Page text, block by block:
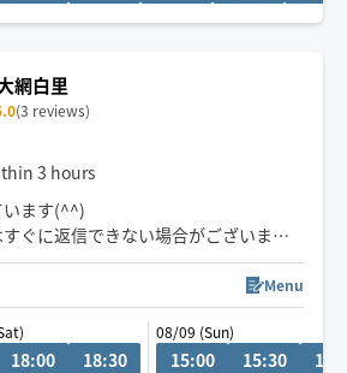
網白里
(3 reviews)
3 hours
ます(^^)
ぐに返信できない場合がございま
ていただきますので少々お待ち下さ
Menu
18:00 18:30
08/09 (Sun)
15:00 15:30